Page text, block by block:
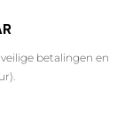
betalingen en